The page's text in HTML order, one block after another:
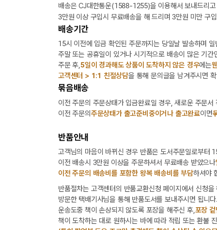
배송은 CJ대한통운(1588-1255)을 이용해서 보내드리
3만원 이상 구입시 무료배송을 해 드리며 3만원 미만 구
배송기간
15시 이전에 입금 확인된 주문까지는 당일날 발송하며
주말 또는 공휴일이 있거나 시기적으로 배송이 많은 기
주문 후,5일이 경과해도 상품이 도착하지 않은 경우에는
고객센터 > 1:1 친절상담을 통해 문의글을 남겨주시면
묶음배송
이전 주문의 주문상태가 입금완료일 경우, 새로운 주문
이전 주문의 주문상태가 출고준비중이거나 출고완료이면
반품안내
고객님의 마음이 바뀌신 경우 반품은 도서주문일로부터
이전 배송시 3만원 이상을 주문하셔서 무료배송 받았으나
이전 주문의 배송비를 포함한 왕복 배송비를 부담하셔야
반품절차는 고객센터의 반품교환신청 페이지에서 신청
방문한 택배기사님을 통해 반품도서를 보내주시면 됩니
운송도중 책이 손상되지 않도록 포장을 해주신 후,포장
책이 도착하는 대로 원하시는 바에 따라 적립 또는 환불